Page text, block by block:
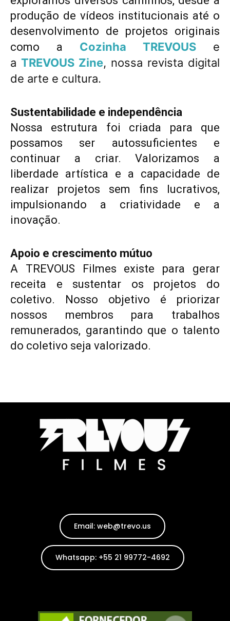
produção de vídeos institucionais até o
desenvolvimento de projetos originais
como a Cozinha TREVOUS
e
a TREVOUS Zine, nossa revista digital
de arte e cultura.
Sustentabilidade e independência
Nossa estrutura foi criada para que
possamos ser autossuficientes e
continuar a criar. Valorizamos a
liberdade artística e a capacidade de
realizar projetos sem fins lucrativos,
impulsionando a criatividade e a
inovação.
Apoio e crescimento mútuo
A TREVOUS Filmes existe para gerar
receita e sustentar os projetos do
coletivo. Nosso objetivo é priorizar
nossos membros para trabalhos
remunerados, garantindo que o talento
do coletivo seja valorizado.
Email: web@trevo.us
Whatsapp: +55 21 99772-4692